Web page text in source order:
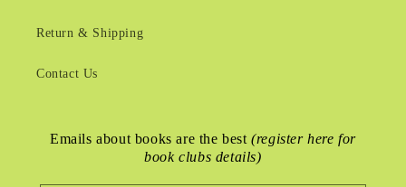
Return & Shipping
Contact Us
Emails about books are the best(register here for
book clubs details)